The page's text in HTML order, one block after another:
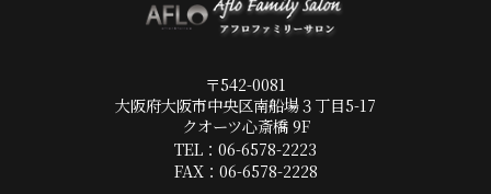
〒542-0081
大阪府大阪市中央区南船場３丁目5-17
クオーツ心斎橋 9F
TEL：06-6578-2223
FAX：06-6578-2228